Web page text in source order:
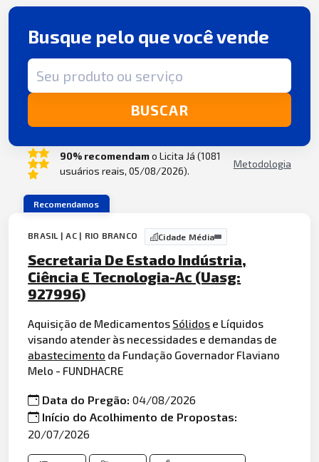
Busque pelo que você vende
Termo de busca
BUSCAR
90% recomendamo Licita Já (1081
usuários reais, 05/08/2026).
Metodologia
Recomendamos
BRASIL | AC | RIO BRANCO Cidade Média
Secretaria De Estado Indústria,
Ciência E Tecnologia-Ac (Uasg:
927996)
Aquisição de Medicamentos Sólidos e Líquidos
visando atender às necessidades e demandas de
abastecimento da Fundação Governador Flaviano
Melo - FUNDHACRE
Data do Pregão:04/08/2026
Início do Acolhimento de Propostas:
20/07/2026